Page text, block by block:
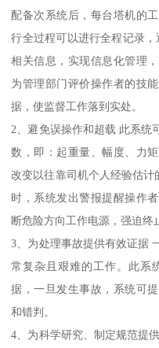
配备次系统后，每台塔机的
行全过程可以进行全程记录
相关信息，实现信息化管理
为管理部门评价操作者的技
据，使监督工作落到实处。
2、避免误操作和超载 此系统
数，即：起重量、幅度、力
改变以往靠司机个人经验估计
时，系统发出警报提醒操作
断危险方向工作电源，强迫终
3、为处理事故提供有效证据
常复杂且艰难的工作。此系
据，一旦发生事故，系统可
和错判。
4、为科学研究、制定规范提